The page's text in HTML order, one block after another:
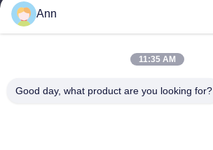
電子メール
Ann
11:35 AM
Good day, what product are you looking for?